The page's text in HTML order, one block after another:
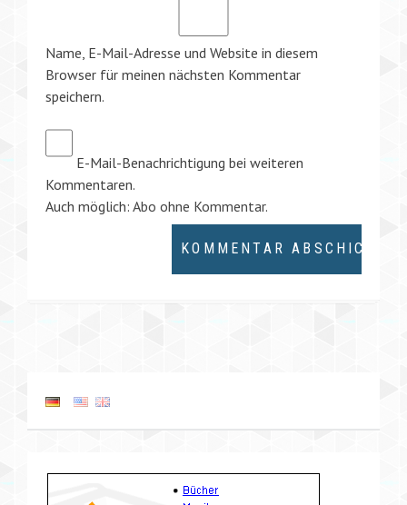
Name, E-Mail-Adresse und Website in diesem
Browser für meinen nächsten Kommentar
speichern.
E-Mail-Benachrichtigung bei weiteren
Kommentaren.
Auch möglich: Abo ohne Kommentar.